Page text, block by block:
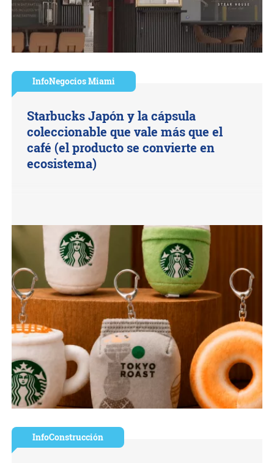
InfoNegocios Miami
Starbucks Japón y la cápsula
coleccionable que vale más que el
café (el producto se convierte en
ecosistema)
InfoConstrucción